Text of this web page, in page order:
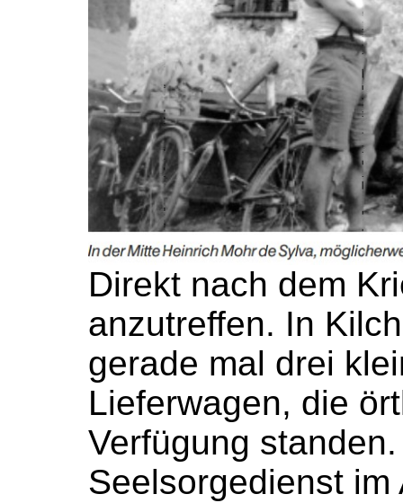
Direkt nach dem
anzutreffen. In
gerade mal drei
Lieferwagen, die
Verfügung
Seelsorgedienst